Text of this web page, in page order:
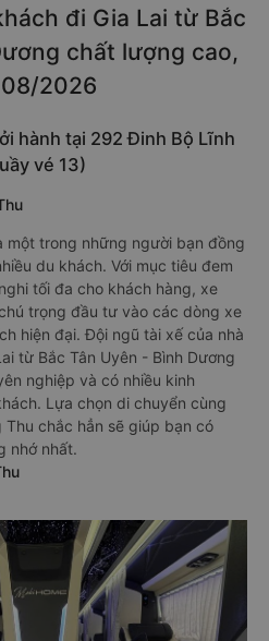
đi Gia Lai từ Bắc
chất lượng cao,
2026
hành tại 292 Đinh Bộ Lĩnh
vé 13)
một trong những người bạn đồng
du khách. Với mục tiêu đem
tối đa cho khách hàng, xe
trọng đầu tư vào các dòng xe
hiện đại. Đội ngũ tài xế của nhà
từ Bắc Tân Uyên - Bình Dương
nghiệp và có nhiều kinh
Lựa chọn di chuyển cùng
chắc hẳn sẽ giúp bạn có
nhớ nhất.